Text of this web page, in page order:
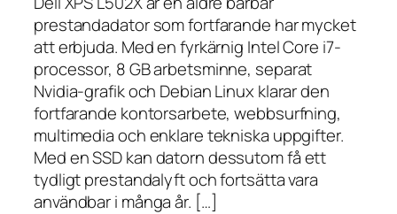
prestandadator som fortfarande har mycket
att erbjuda. Med en fyrkärnig Intel Core i7-
processor, 8 GB arbetsminne, separat
Nvidia-grafik och Debian Linux klarar den
fortfarande kontorsarbete, webbsurfning,
multimedia och enklare tekniska uppgifter.
Med en SSD kan datorn dessutom få ett
tydligt prestandalyft och fortsätta vara
användbar i många år. […]